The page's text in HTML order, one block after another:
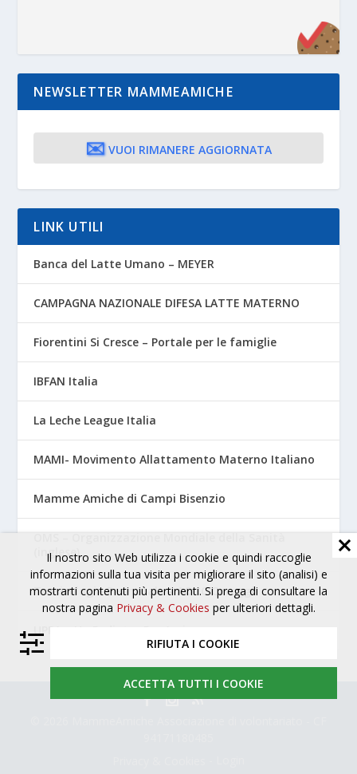
NEWSLETTER MAMMEAMICHE
✉️ VUOI RIMANERE AGGIORNATA
LINK UTILI
Banca del Latte Umano – MEYER
CAMPAGNA NAZIONALE DIFESA LATTE MATERNO
Fiorentini Si Cresce – Portale per le famiglie
IBFAN Italia
La Leche League Italia
MAMI- Movimento Allattamento Materno Italiano
Mamme Amiche di Campi Bisenzio
(inglese)
Tossicologia Perinatale – AOUC Careggi
UPPA – Un Pediatra Per Amico
Il nostro sito Web utilizza i cookie e quindi raccoglie
informazioni sulla tua visita per migliorare il sito (analisi) e
mostrarti contenuti più pertinenti. Si prega di consultare la
nostra pagina Privacy & Cookies per ulteriori dettagli.
RIFIUTA I COOKIE
ACCETTA TUTTI I COOKIE